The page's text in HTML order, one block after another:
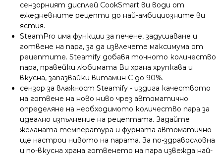
сензорният дисплей CookSmart ви води от
ежедневните рецепти до най-амбициозните ви
ястия.
SteamPro има функции за печене, задушаване и
готвене на пара, за да извлечете максимума от
рецептите. Steamify добавя точното количество
пара, правейки любимата Ви храна хрупкава и
вкусна, запазвайки витамин С до 90%.
сензор за влажност Steamify - издига качеството
на готвене на ново ниво чрез автоматично
определяне на необходимото количество пара за
идеално изпълнение на рецептата. Задайте
желаната температура и фурната автоматично
ще настрои нивото на парата. За по-здравословна
и по-вкусна храна готвенето на пара извежда най-